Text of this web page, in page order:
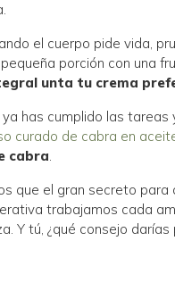
el cuerpo pide vida,
pequeña porción con una
unta tu crema
has cumplido las
curado de cabra en
cabra.
que el gran secreto
trabajamos cada
Y tú, ¿qué consejo